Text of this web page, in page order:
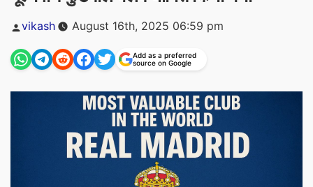
Posted
vikash August 16th, 2025 06:59 pm
Add as a preferred
source on Google